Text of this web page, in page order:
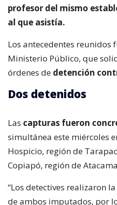
profesor del mismo
al que asistía.
Los antecedentes reunidos
Ministerio Público, que
órdenes de detención
Dos detenidos
Las capturas fueron
simultánea este miércoles
Hospicio, región de
Copiapó, región de
“Los detectives realizaron
de ambos imputados, por